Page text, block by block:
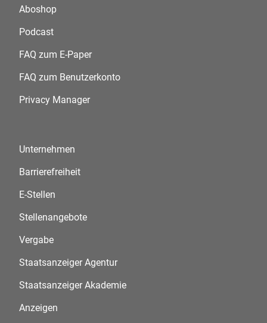
Aboshop
Podcast
FAQ zum E-Paper
FAQ zum Benutzerkonto
Privacy Manager
Unternehmen
Barrierefreiheit
E-Stellen
Stellenangebote
Vergabe
Staatsanzeiger Agentur
Staatsanzeiger Akademie
Anzeigen